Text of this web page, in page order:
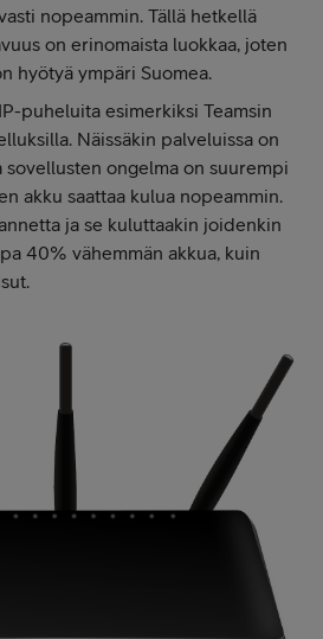
nopeammin. Tällä hetkellä
on erinomaista luokkaa, joten
hyötyä ympäri Suomea.
puheluita esimerkiksi Teamsin
Näissäkin palveluissa on
sovellusten ongelma on suurempi
akku saattaa kulua nopeammin.
ja se kuluttaakin joidenkin
40% vähemmän akkua, kuin